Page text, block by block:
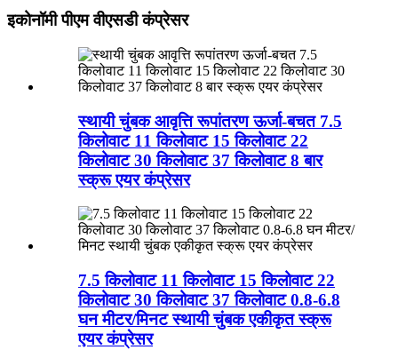
इकोनॉमी पीएम वीएसडी कंप्रेसर
स्थायी चुंबक आवृत्ति रूपांतरण ऊर्जा-बचत 7.5
किलोवाट 11 किलोवाट 15 किलोवाट 22
किलोवाट 30 किलोवाट 37 किलोवाट 8 बार
स्क्रू एयर कंप्रेसर
7.5 किलोवाट 11 किलोवाट 15 किलोवाट 22
किलोवाट 30 किलोवाट 37 किलोवाट 0.8-6.8
घन ​​मीटर/मिनट स्थायी चुंबक एकीकृत स्क्रू
एयर कंप्रेसर